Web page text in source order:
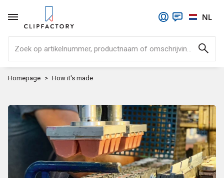
Zoek op artikelnummer, productnaam of
NL
Homepage How it's made